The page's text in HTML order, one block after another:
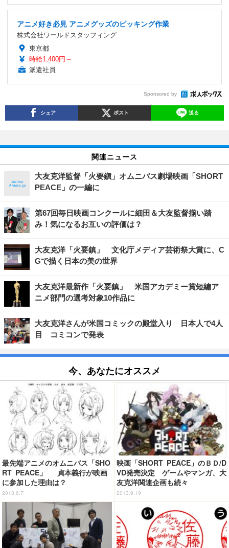
アニメ好き必見 アニメグッズのピッキング作業
株式会社ワールドスタッフィング
東京都
時給1,400円～
派遣社員
Sponsored by
シェア ポスト 送る
関連ニュース
大友克洋監督「火要鎭」オムニバス劇場映画「SHORT
PEACE」の一編に
第67回毎日映画コンクールに細田＆大友監督揃い踏
み！気になるお互いの評価は？
大友克洋「火要鎮」 文化庁メディア芸術祭大賞に、C
Gで描く日本の美の世界
大友克洋最新作「火要鎮」 米国アカデミー賞短編ア
ニメ部門の選考対象10作品に
大友克洋さんが米国コミックの殿堂入り 日本人で4人
目 コミコンで発表
今、あなたにオススメ
最先端アニメのオムニバス「SHO
RT PEACE」 貞本義行が映画
に参加した理由は？
2013.6.7
映画「SHORT PEACE」のＢＤ/D
VD発売決定 ゲームやマンガ、大
友克洋関連企画も続々
2013.9.19